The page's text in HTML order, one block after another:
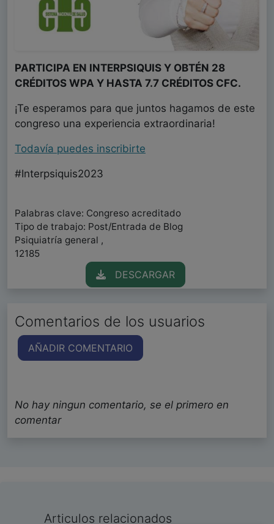
PARTICIPA EN INTERPSIQUIS Y OBTÉN 28
CRÉDITOS WPA Y HASTA 7.7 CRÉDITOS CFC.
¡Te esperamos para que juntos hagamos de este
congreso una experiencia extraordinaria!
Todavía puedes inscribirte
#Interpsiquis2023
Palabras clave: Congreso acreditado
Tipo de trabajo: Post/Entrada de Blog
Psiquiatría general ,
12185
DESCARGAR
Comentarios de los usuarios
AÑADIR COMENTARIO
No hay ningun comentario, se el primero en
comentar
Articulos relacionados